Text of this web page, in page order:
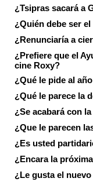
¿Tsipras sacará a
¿Quién debe ser
¿Renunciaría a
¿Prefiere que el
cine Roxy?
¿Qué le pide al
¿Qué le parece la
¿Se acabará con
¿Que le parecen
¿Es usted
¿Encara la
¿Le gusta el